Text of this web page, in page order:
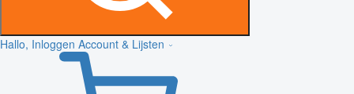
Hallo, Inloggen Account & Lijsten